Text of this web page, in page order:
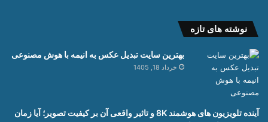
نوشته های تازه
بهترین سایت تبدیل عکس به انیمه با هوش مصنوعی
خرداد 18, 1405
آینده تلویزیون های هوشمند 8K و تاثیر واقعی آن بر کیفیت تصویر؛ آیا زمان